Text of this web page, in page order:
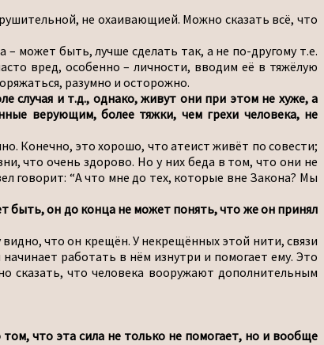
не охаивающией. Можно сказать всё, что
может быть, лучше сделать так, а не по-другому т.е.
вред, особенно – личности, вводим её в тяжёлую
разумно и осторожно.
случая и т.д., однако, живут они при этом не хуже, а
верующим, более тяжки, чем грехи человека, не
Конечно, это хорошо, что атеист живёт по совести;
что очень здорово. Но у них беда в том, что они не
говорит: “А что мне до тех, которые вне Закона? Мы
быть, он до конца не может понять, что же он принял
что он крещён. У некрещённых этой нити, связи
работать в нём изнутри и помогает ему. Это
сказать, что человека вооружают дополнительным
что эта сила не только не помогает, но и вообще